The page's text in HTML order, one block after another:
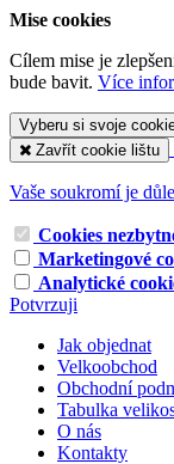
Mise cookies
Cílem mise je
bude bavit. Více
Vyberu si svoje
Zavřít cookie lištu
Vaše soukromí je
Cookies
Marketingové
Analytické
Potvrzuji
Jak objednat
Velkoobchod
Obchodní
Tabulka
O nás
Kontakty